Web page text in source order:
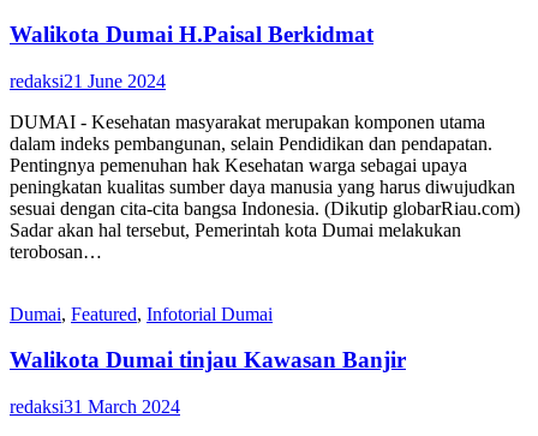
Walikota Dumai H.Paisal Berkidmat
redaksi21 June 2024
DUMAI - Kesehatan masyarakat merupakan komponen utama
dalam indeks pembangunan, selain Pendidikan dan pendapatan.
Pentingnya pemenuhan hak Kesehatan warga sebagai upaya
peningkatan kualitas sumber daya manusia yang harus diwujudkan
sesuai dengan cita-cita bangsa Indonesia. (Dikutip globarRiau.com)
Sadar akan hal tersebut, Pemerintah kota Dumai melakukan
terobosan…
Dumai, Featured, Infotorial Dumai
Walikota Dumai tinjau Kawasan Banjir
redaksi31 March 2024